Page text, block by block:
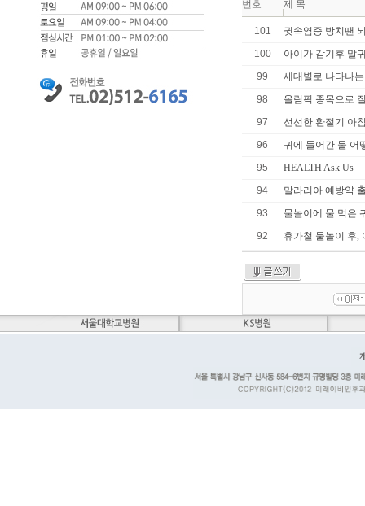
번호 제 목
101
귓속염증 방치땐
100
아이가 감기후 말
99
세대별로 나타나
98
올림픽 종목으로
97
선선한 환절기 아
96
귀에 들어간 물 어
95
HEALTH Ask Us
94
말라리아 예방약
93
물놀이에 물 먹은
92
휴가철 물놀이 후,